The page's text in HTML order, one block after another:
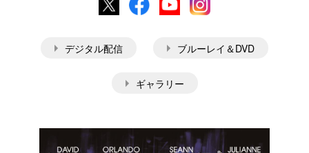
X FacebookYouTubeInstagram
デジタル配信 ブルーレイ＆DVD
ギャラリー